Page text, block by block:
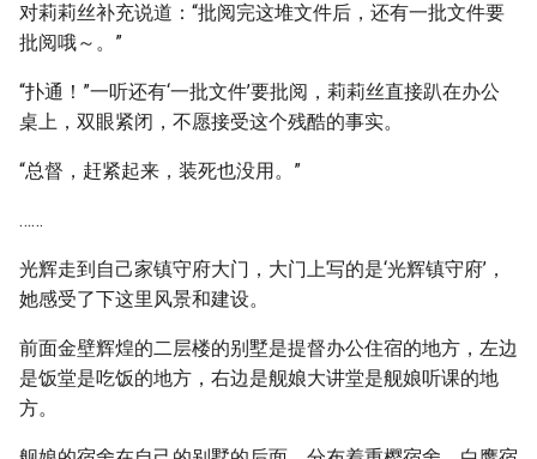
对莉莉丝补充说道：“批阅完这堆文件后，还有一批文件要
批阅哦～。”
“扑通！”一听还有‘一批文件’要批阅，莉莉丝直接趴在办公
桌上，双眼紧闭，不愿接受这个残酷的事实。
“总督，赶紧起来，装死也没用。”
……
光辉走到自己家镇守府大门，大门上写的是‘光辉镇守府’，
她感受了下这里风景和建设。
前面金壁辉煌的二层楼的别墅是提督办公住宿的地方，左边
是饭堂是吃饭的地方，右边是舰娘大讲堂是舰娘听课的地
方。